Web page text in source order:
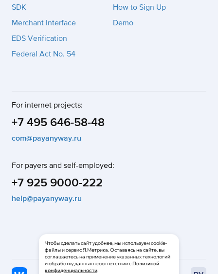
SDK
Merchant Interface
EDS Verification
Federal Act No. 54
How to Sign Up
Demo
For internet projects:
+7 495 646-58-48
com@payanyway.ru
For payers and self-employed:
+7 925 9000-222
help@payanyway.ru
Чтобы сделать сайт удобнее, мы используем cookie-
файлы и сервис Я.Метрика. Оставаясь на сайте, вы
соглашаетесь на применение указанных технологий
и обработку данных в соответствии сПолитикой
конфиденциальности.